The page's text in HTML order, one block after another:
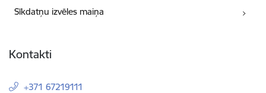
Sīkdatņu izvēles maiņa
Kontakti
+371 67219111